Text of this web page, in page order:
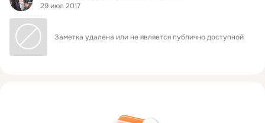
29 июл 2017
Заметка удалена или не является публично доступной